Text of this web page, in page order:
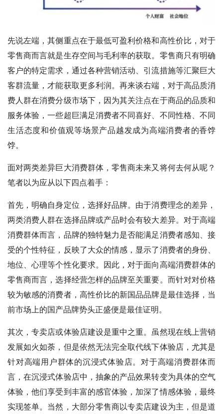
先说左端，其侧重点在于最低可盈利价格和高性价比，对于
零售商而言就是生存空间与毛利率的获取。零售商只有明确
客户的特定需求，通过各种营销活动、引流措施等汇聚巨大
客群流量，才能获取更多利润。再来谈右端，对于高品质消
费人群在消费分级市场下，因为其关注点在于商品的品质和
服务体验，一些超巨满足消费者不同喜好、不同性格、不同
生活态度和价值观等场景产品越发成为高端消费者的香饽
饽。
面对两类差异巨大消费群体，零售商未来又将何去何从呢？
笔者以为应从以下四点着手：
首先，明确自身定位，选择好品牌。由于消费理念的差异，
两类消费人群在选择品牌或产品时会有较大差异。对于高端
消费群体而言，品牌的独特魅力是否能满足消费者感知、接
受的个性特征，反映了大众的情感，显示了消费者的身份、
地位、心理等个性化要求。因此，对于面向高端消费群体的
零售商而言，选择经营怎样的品牌至关重要。而针对对价格
较为敏感的消费者，高性价比的新国品品牌是最佳选择，当
前市场上的国产品牌势头正盛便是最佳证明。
其次，专卖店或体验店建设是重中之重。虽然现在线上营销
发展如火如荼，但是依然无法完全取代线下体验店，尤其是
针对高端用户群体的沉浸式体验店。对于高端消费群体而
言，在沉浸式体验店中，抽象的产品效果转变为具体的空气
体验，他们享受到丰富的感官体验，加深了情感体验，最终
实现签单。当然，大部分零售商以专卖店建设为主，但是道